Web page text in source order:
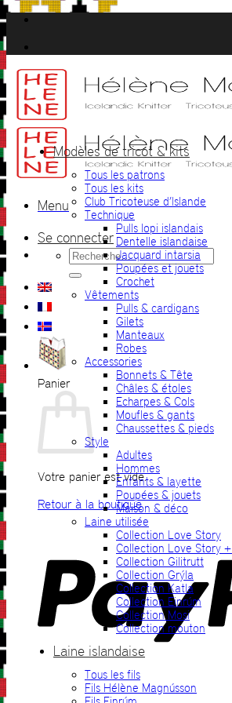
Passer
au
contenu
Menu
Se connecter
Recherche
pour :
Panier
Votre panier est vide.
Retour à la boutique
Modèles de tricot & kits
Tous les patrons
Tous les kits
Club Tricoteuse d’Islande
Technique
Pulls lopi islandais
Dentelle islandaise
Jacquard intarsia
Poupées et jouets
Crochet
Vêtements
Pulls & cardigans
Gilets
Manteaux
Robes
Accessories
Bonnets & Tête
Châles & étoles
Echarpes & Cols
Moufles & gants
Chaussettes & pieds
Style
Adultes
Hommes
Enfants & layette
Poupées & jouets
Maison & déco
Laine utilisée
Collection Love Story
Collection Love Story
Collection Gilitrutt
Collection Grýla
Collection Katla
Collection Einrúm
Collection Mosi
Collection mouton
Laine islandaise
Tous les fils
Fils Hélène Magnússon